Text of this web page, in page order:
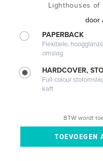
Lighthouses of
door
PAPERBACK
Flexibele,
omslag
HARDCOVER,
Full-colour
kaft
BTW wordt